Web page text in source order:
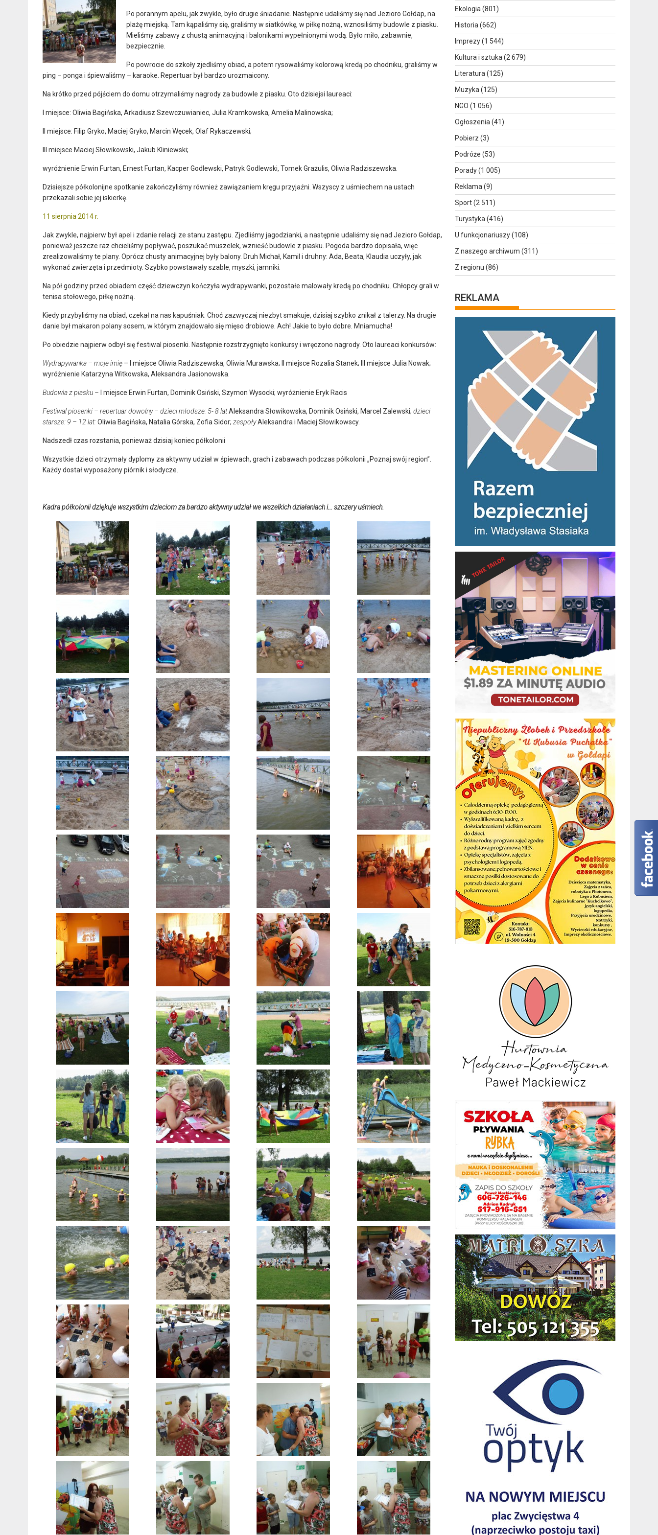
Po porannym apelu, jak zwykle, było drugie śniadanie. Następnie udaliśmy się nad Jezioro Gołdap, na
plażę miejską. Tam kąpaliśmy się, graliśmy w siatkówkę, w piłkę nożną, wznosiliśmy budowle z piasku.
Mieliśmy zabawy z chustą animacyjną i balonikami wypełnionymi wodą. Było miło, zabawnie,
bezpiecznie.
Po powrocie do szkoły zjedliśmy obiad, a potem rysowaliśmy kolorową kredą po chodniku, graliśmy w
ping – ponga i śpiewaliśmy – karaoke. Repertuar był bardzo urozmaicony.
Na krótko przed pójściem do domu otrzymaliśmy nagrody za budowle z piasku. Oto dzisiejsi laureaci:
I miejsce: Oliwia Bagińska, Arkadiusz Szewczuwianiec, Julia Kramkowska, Amelia Malinowska;
II miejsce: Filip Gryko, Maciej Gryko, Marcin Węcek, Olaf Rykaczewski;
III miejsce Maciej Słowikowski, Jakub Kliniewski;
wyróżnienie Erwin Furtan, Ernest Furtan, Kacper Godlewski, Patryk Godlewski, Tomek Grażulis, Oliwia Radziszewska.
Dzisiejsze półkolonijne spotkanie zakończyliśmy również zawiązaniem kręgu przyjaźni. Wszyscy z uśmiechem na ustach
przekazali sobie jej iskierkę.
11 sierpnia 2014 r.
Jak zwykle, najpierw był apel i zdanie relacji ze stanu zastępu. Zjedliśmy jagodzianki, a następnie udaliśmy się nad Jezioro Gołdap,
ponieważ jeszcze raz chcieliśmy popływać, poszukać muszelek, wznieść budowle z piasku. Pogoda bardzo dopisała, więc
zrealizowaliśmy te plany. Oprócz chusty animacyjnej były balony. Druh Michał, Kamil i druhny: Ada, Beata, Klaudia uczyły, jak
wykonać zwierzęta i przedmioty. Szybko powstawały szable, myszki, jamniki.
Na pół godziny przed obiadem część dziewczyn kończyła wydrapywanki, pozostałe malowały kredą po chodniku. Chłopcy grali w
tenisa stołowego, piłkę nożną.
Kiedy przybyliśmy na obiad, czekał na nas kapuśniak. Choć zazwyczaj niezbyt smakuje, dzisiaj szybko znikał z talerzy. Na drugie
danie był makaron polany sosem, w którym znajdowało się mięso drobiowe. Ach! Jakie to było dobre. Mniamucha!
Po obiedzie najpierw odbył się festiwal piosenki. Następnie rozstrzygnięto konkursy i wręczono nagrody. Oto laureaci konkursów:
Wydrapywanka – moje imię – I miejsce Oliwia Radziszewska, Oliwia Murawska; II miejsce Rozalia Stanek; III miejsce Julia Nowak;
wyróżnienie Katarzyna Witkowska, Aleksandra Jasionowska.
Budowla z piasku – I miejsce Erwin Furtan, Dominik Osiński, Szymon Wysocki; wyróżnienie Eryk Racis
Festiwal piosenki – repertuar dowolny – dzieci młodsze: 5- 8 latAleksandra Słowikowska, Dominik Osiński, Marcel Zalewski; dzieci
starsze: 9 – 12 lat:Oliwia Bagińska, Natalia Górska, Zofia Sidor; zespołyAleksandra i Maciej Słowikowscy.
Nadszedł czas rozstania, ponieważ dzisiaj koniec półkolonii
Wszystkie dzieci otrzymały dyplomy za aktywny udział w śpiewach, grach i zabawach podczas półkolonii „Poznaj swój region”.
Każdy dostał wyposażony piórnik i słodycze.
Kadra półkolonii dziękuje wszystkim dzieciom za bardzo aktywny udział we wszelkich działaniach i… szczery uśmiech.
Ekologia (801)
Historia (662)
Imprezy(1 544)
Kultura i sztuka (2 679)
Literatura (125)
Muzyka (125)
NGO (1 056)
Ogłoszenia (41)
Pobierz (3)
Podróże (53)
Porady(1 005)
Reklama (9)
Sport(2 511)
Turystyka (416)
U funkcjonariuszy(108)
Z naszego archiwum (311)
Z regionu (86)
REKLAMA